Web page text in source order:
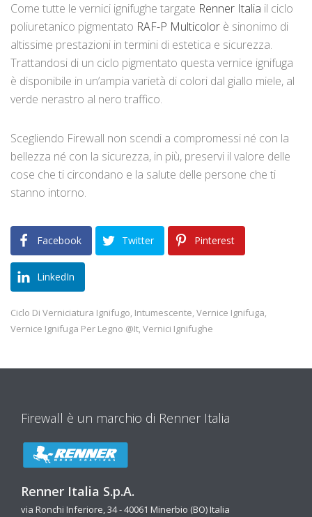
Come tutte le vernici ignifughe targate Renner Italia il ciclo
poliuretanico pigmentato RAF-P Multicolor è sinonimo di
altissime prestazioni in termini di estetica e sicurezza.
Trattandosi di un ciclo pigmentato questa vernice ignifuga
è disponibile in un’ampia varietà di colori dal giallo miele, al
verde nerastro al nero traffico.
Scegliendo Firewall non scendi a compromessi né con la
bellezza né con la sicurezza, in più, preservi il valore delle
cose che ti circondano e la salute delle persone che ti
stanno intorno.
Facebook Twitter Pinterest
LinkedIn
Ciclo Di Verniciatura Ignifugo, Intumescente, Vernice Ignifuga,
Vernice Ignifuga Per Legno @it, Vernici Ignifughe
Firewall è un marchio di Renner Italia
Renner Italia S.p.A.
via Ronchi Inferiore, 34 - 40061 Minerbio (BO) Italia